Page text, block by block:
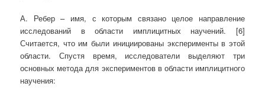
А. Ребер – имя, с которым связано целое направление
исследований в области имплицитных научений. [6]
Считается, что им были инициированы эксперименты в этой
области. Спустя время, исследователи выделяют три
основных метода для экспериментов в области имплицитного
научения: